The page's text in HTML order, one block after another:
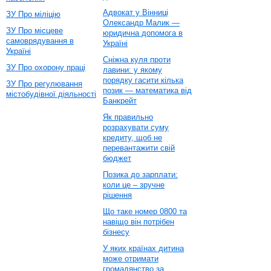
ЗУ Про міліцію
ЗУ Про місцеве
самоврядування в
Україні
ЗУ Про охорону праці
ЗУ Про регулювання
містобудівної діяльності
Адвокат у Вінниці
Олександр Малик —
юридична допомога в
Україні
Сніжна куля проти
лавини: у якому
порядку гасити кілька
позик — математика від
Банкрейт
Як правильно
розрахувати суму
кредиту, щоб не
перевантажити свій
бюджет
Позика до зарплати:
коли це – зручне
рішення
Що таке номер 0800 та
навіщо він потрібен
бізнесу
У яких країнах дитина
може отримати
громадянство за